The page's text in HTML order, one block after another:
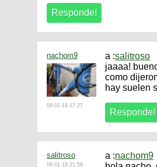
nachom9
09-01-18 17:27
a :salitroso
jaaaa!
como
hay suelen
salitroso
08-01-18 21:58
a :nachom9